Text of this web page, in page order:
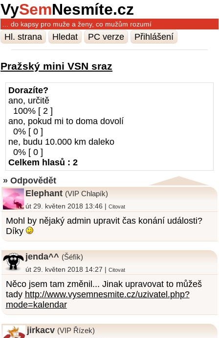
VySemNesmíte.cz
… do kapsy pro muže a ženy, co mužům rozumí
Hl. strana Hledat PC verze Přihlášení
Pražský mini VSN sraz
Dorazíte?
ano, určitě
100% [ 2 ]
ano, pokud mi to doma dovolí
0% [ 0 ]
ne, budu 10.000 km daleko
0% [ 0 ]
Celkem hlasů : 2
» Odpovědět
Elephant (VIP Chlapík)
út 29. květen 2018 13:46 |Citovat
Mohl by nějaký admin upravit čas konání události?
Díky
jenda^^ (Šéfík)
út 29. květen 2018 14:27 |Citovat
Něco jsem tam změnil... Jinak upravovat to můžeš
tady http://www.vysemnesmite.cz/uzivatel.php?
mode=kalendar
jirkacv (VIP Řízek)